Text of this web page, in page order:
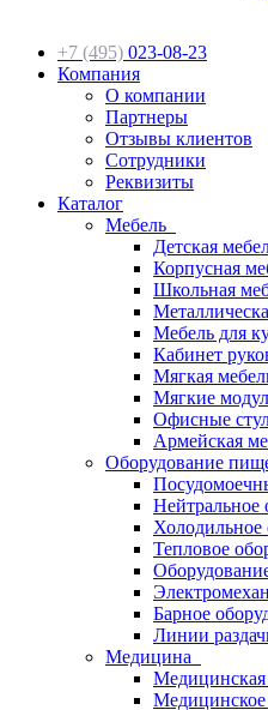
+7 (495) 023-08-23
Компания
О компании
Партнеры
Отзывы клиентов
Сотрудники
Реквизиты
Каталог
Мебель
Детская
Корпусная
Школьная
Мебель для
Кабинет
Мягкая
Мягкие
Офисные
Армейская
Оборудование
Нейтральное
Холодильное
Тепловое
Барное
Линии
Медицина
Медицинская
Медицинское